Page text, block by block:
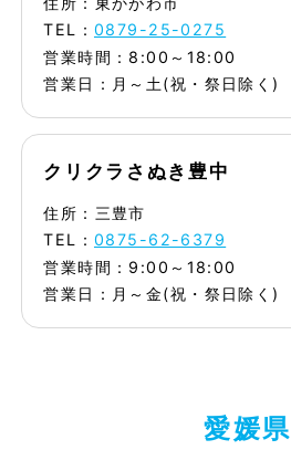
TEL： 0879-25-0275
営業時間：8:00～18:00
営業日：月～土(祝・祭日除く)
クリクラさぬき豊中
住所：三豊市
TEL： 0875-62-6379
営業時間：9:00～18:00
営業日：月～金(祝・祭日除く)
愛媛県